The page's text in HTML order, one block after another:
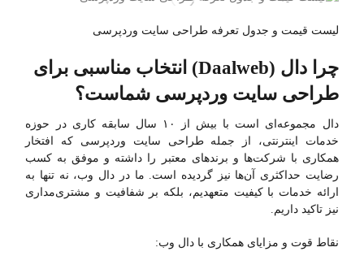
لیست قیمت و جدول تعرفه طراحی سایت وردپرسی
چرا دال (Daalweb) انتخاب مناسبی برای
طراحی سایت وردپرسی شماست؟
دال مجموعه‌ای است با بیش از ۱۰ سال سابقه کاری در حوزه
خدمات اینترنتی، از جمله طراحی سایت وردپرسی که افتخار
همکاری با شرکت‌ها و برندهای معتبر را داشته و موفق به کسب
رضایت حداکثری آن‌ها نیز گردیده است. ما در دال وب، نه تنها به
ارائه خدمات با کیفیت متعهدیم، بلکه بر شفافیت و مشتری‌مداری
نیز تاکید داریم.
نقاط قوت و مزایای همکاری با دال وب: